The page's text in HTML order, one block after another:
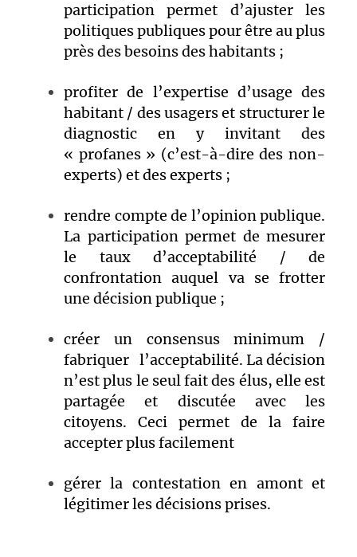
participation permet d’ajuster les
politiques publiques pour être au plus
près des besoins des habitants ;
profiter de l’expertise d’usage des
habitant / des usagers et structurer le
diagnostic en y invitant des
« profanes » (c’est-à-dire des non-
experts) et des experts ;
rendre compte de l’opinion publique.
La participation permet de mesurer
le taux d’acceptabilité / de
confrontation auquel va se frotter
une décision publique ;
créer un consensus minimum /
fabriquer l’acceptabilité. La décision
n’est plus le seul fait des élus, elle est
partagée et discutée avec les
citoyens. Ceci permet de la faire
accepter plus facilement
gérer la contestation en amont et
légitimer les décisions prises.